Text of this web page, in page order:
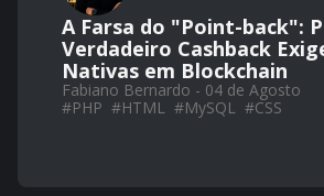
A Farsa do "Point-back":
Verdadeiro Cashback
Nativas em Blockchain
Fabiano Bernardo - 04 de Agosto
#PHP #HTML #MySQL #CSS